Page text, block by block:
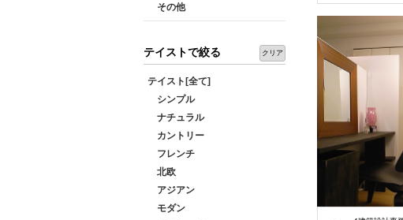
その他
テイストで絞る クリア
テイスト[全て]
シンプル
ナチュラル
カントリー
フレンチ
北欧
アジアン
モダン